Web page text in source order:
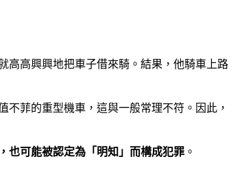
高高興興地把車子借來騎。結果，他騎車上路
菲的重型機車，這與一般常理不符。因此，
也可能被認定為「明知」而構成犯罪 。